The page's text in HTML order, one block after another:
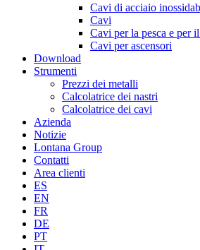
Cavi di acciaio
Cavi
Cavi per la pesca e per
Cavi per ascensori
Download
Strumenti
Prezzi dei metalli
Calcolatrice dei nastri
Calcolatrice dei cavi
Azienda
Notizie
Lontana Group
Contatti
Area clienti
ES
EN
FR
DE
PT